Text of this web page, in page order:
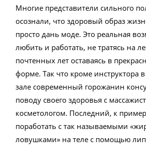
Многие представители сильного
осознали, что здоровый образ
просто дань моде. Это реальная
любить и работать, не тратясь на
почтенных лет оставаясь в
форме. Так что кроме инструктора
зале современный горожанин
поводу своего здоровья с
косметологом. Последний, к
поработать с так называемыми
ловушками» на теле с помощью